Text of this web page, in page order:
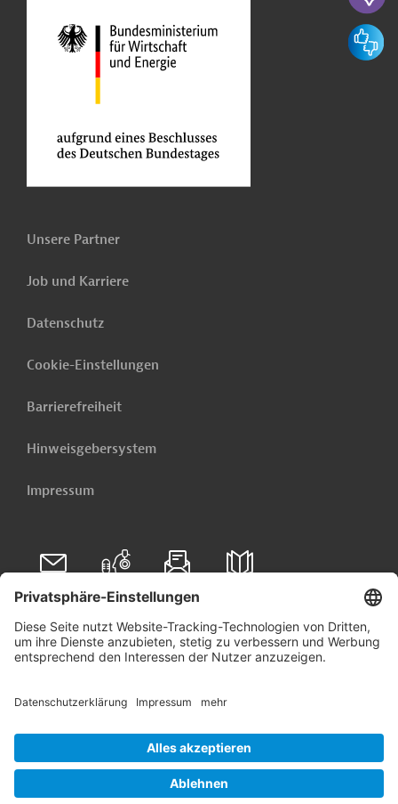
Unsere Partner
Job und Karriere
Datenschutz
Cookie-Einstellungen
Barrierefreiheit
Hinweisgebersystem
Impressum
Folgen Sie uns auf
Linkedin
© 2026 Germany Trade & Invest